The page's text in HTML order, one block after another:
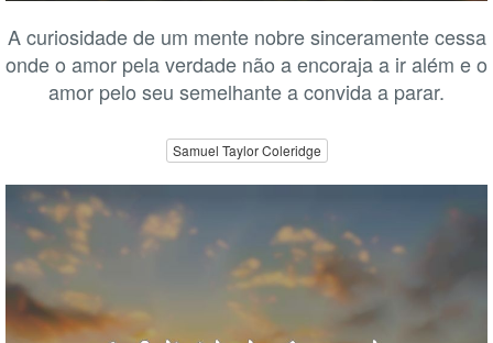
A curiosidade de um mente nobre sinceramente cessa
onde o amor pela verdade não a encoraja a ir além e o
amor pelo seu semelhante a convida a parar.
Samuel Taylor Coleridge